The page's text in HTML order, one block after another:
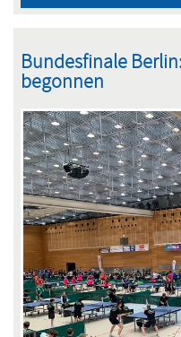
für
in
Bundesfinale
begonnen